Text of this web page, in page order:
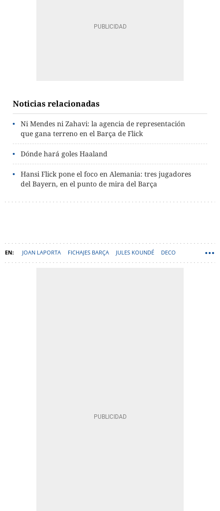
Noticias relacionadas
Ni Mendes ni Zahavi: la agencia de representación
que gana terreno en el Barça de Flick
Dónde hará goles Haaland
Hansi Flick pone el foco en Alemania: tres jugadores
del Bayern, en el punto de mira del Barça
JOAN LAPORTA FICHAJES BARÇA JULES KOUNDÉ DECO